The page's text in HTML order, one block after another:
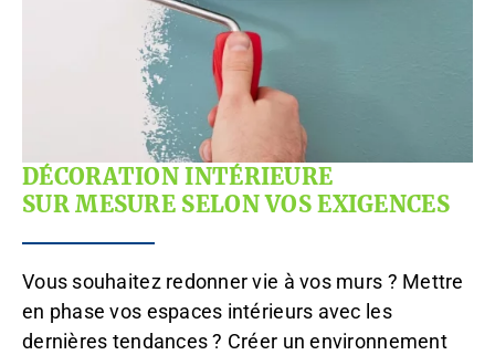
DÉCORATION INTÉRIEURE
SUR MESURE SELON VOS EXIGENCES
Vous souhaitez redonner vie à vos murs ? Mettre
en phase vos espaces intérieurs avec les
dernières tendances ? Créer un environnement